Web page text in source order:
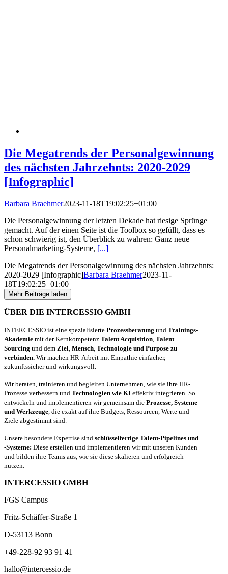
Die Megatrends der Personalgewinnung
des nächsten Jahrzehnts: 2020-2029
[Infographic]
Barbara Braehmer2023-11-18T19:02:25+01:00
Die Personalgewinnung der letzten Dekade hat riesige Sprünge
gemacht. Auf der einen Seite ist die Toolbox so gefüllt, dass es
schon schwierig ist, den Überblick zu wahren: Ganz neue
Personalmarketing-Systeme, [...]
Die Megatrends der Personalgewinnung des nächsten Jahrzehnts:
2020-2029 [Infographic]Barbara Braehmer2023-11-
18T19:02:25+01:00
Mehr Beiträge laden
ÜBER DIE INTERCESSIO GMBH
INTERCESSIO ist eine spezialisierte Prozessberatung und Trainings-
Akademie mit der Kernkompetenz Talent Acquisition Talent
Sourcing und dem Ziel, Mensch, Technologie und Purpose zu
verbinden. Wir machen HR-Arbeit mit Empathie einfacher,
zukunftssicher und wirkungsvoll.
Wir beraten, trainieren und begleiten Unternehmen, wie sie ihre HR-
Prozesse verbessern und Technologien wie KI effektiv integrieren. So
entwickeln und implementieren wir gemeinsam die Prozesse, Systeme
und Werkzeuge , die exakt auf ihre Budgets, Ressourcen, Werte und
Ziele abgestimmt sind.
Unsere besondere Expertise sind schlüsselfertige Talent-Pipelines und
-Systeme: Diese erstellen und implementieren wir mit unseren Kunden
und bilden ihre Teams aus, wie sie diese skalieren und erfolgreich
nutzen.
INTERCESSIO GMBH
FGS Campus
Fritz-Schäffer-Straße 1
D-53113 Bonn
+49-228-92 93 91 41
hallo@intercessio.de